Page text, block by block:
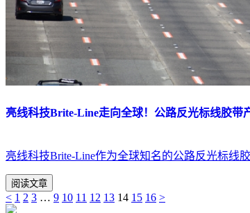
亮线科技Brite-Line走向全球！公路反光标线胶带
亮线科技Brite-Line作为全球知名的公路反光标线
阅读文章
< 1 2 3 … 9 10 11 12 13 14 15 16 >